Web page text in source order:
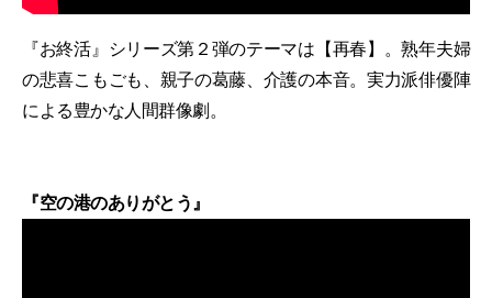
『お終活』シリーズ第２弾のテーマは【再春】。熟年夫婦
の悲喜こもごも、親子の葛藤、介護の本音。実力派俳優陣
による豊かな人間群像劇。
『空の港のありがとう』